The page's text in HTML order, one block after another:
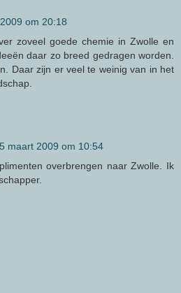
om 20:18
zoveel goede chemie in Zwolle en
daar zo breed gedragen worden.
Daar zijn er veel te weinig van in het
maart 2009 om 10:54
overbrengen naar Zwolle. Ik